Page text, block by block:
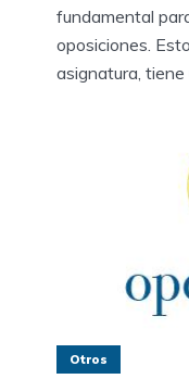
fundamental
oposiciones.
asignatura, tiene
Otros